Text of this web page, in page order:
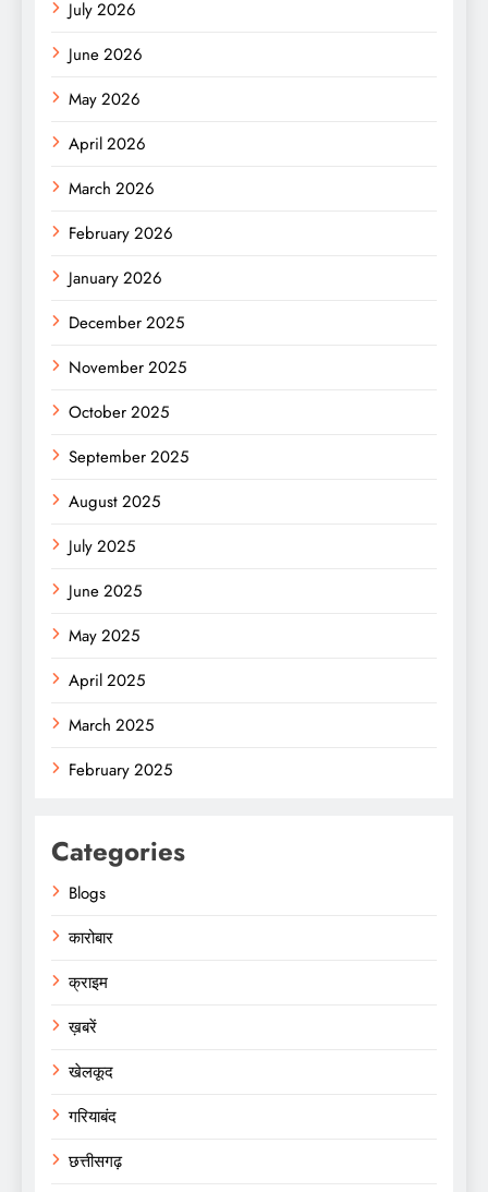
July 2026
June 2026
May 2026
April 2026
March 2026
February 2026
January 2026
December 2025
November 2025
October 2025
September 2025
August 2025
July 2025
June 2025
May 2025
April 2025
March 2025
February 2025
Categories
Blogs
कारोबार
क्राइम
ख़बरें
खेलकूद
गरियाबंद
छत्तीसगढ़